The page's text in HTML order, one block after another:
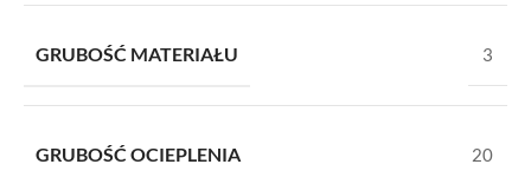
GRUBOŚĆ MATERIAŁU 3
GRUBOŚĆ OCIEPLENIA 20